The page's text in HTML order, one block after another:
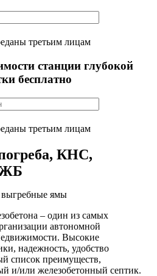
третьим лицам
станции глубокой
бесплатно
третьим лицам
КНС,
ЖБ
выгребные ямы
– один из самых
автономной
Высокие
надежность, удобство
список преимуществ,
и/или железобетонный септик.